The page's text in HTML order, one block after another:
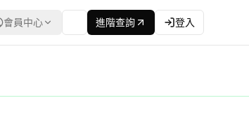
會員中心 進階查詢 登入
購評選委員名單 | 資料來源：台灣政府電